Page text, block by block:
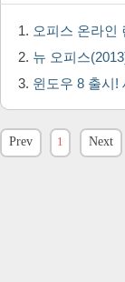
오피스 온라인
뉴 오피스
윈도우 8 출시!
Prev 1 Next